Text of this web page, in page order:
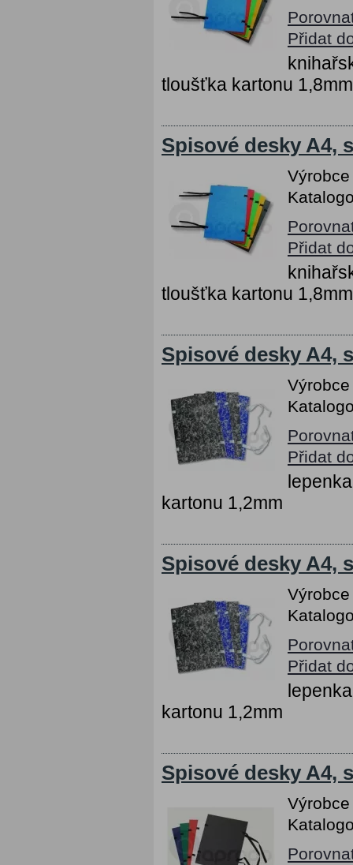
Přidat
tloušťka kartonu 1,8mm
Spisové desky A4,
Přidat
tloušťka kartonu 1,8mm
Spisové desky A4,
Přidat
kartonu 1,2mm
Spisové desky A4,
Přidat
kartonu 1,2mm
Spisové desky A4,